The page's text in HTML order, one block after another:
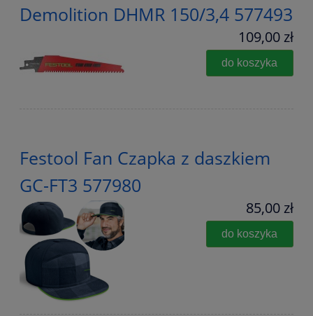
Demolition DHMR 150/3,4 577493
109,00 zł
do koszyka
Festool Fan Czapka z daszkiem
GC-FT3 577980
85,00 zł
do koszyka